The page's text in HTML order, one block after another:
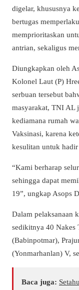
digelar, khususnya
bertugas
memprioritaskan
antrian, sekaligus
Diungkapkan oleh
Kolonel Laut (P)
serbuan tersebut
masyarakat, TNI AL
kediamana rumah
Vaksinasi, karena
kesulitan untuk
“Kami berharap
sehingga dapat
19”, ungkap Asops
Dalam pelaksanaan
sedikitnya 40 Nakes
(Babinpotmar),
(Yonmarhanlan) V,
Baca juga: